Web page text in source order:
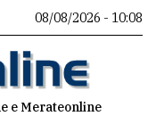
08/08/2026 - 10:08
e Merateonline